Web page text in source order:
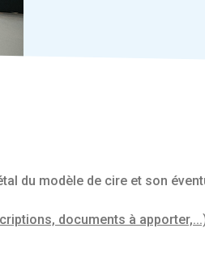
du modèle de cire et son
documents à